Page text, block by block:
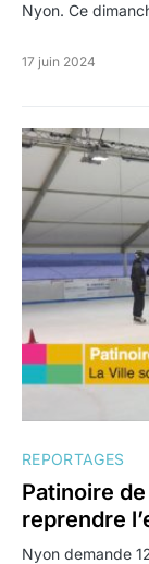
Nyon. Ce
17 juin 2024
REPORTAGES
Patinoire
reprendre
Nyon demande